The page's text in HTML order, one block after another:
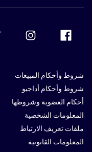
شروط وأحكام المبيعات
شروط وأحكام أداجيو
أحكام العضوية وشروطها
المعلومات الشخصية
ملفات تعريف الارتباط
المعلومات القانونية